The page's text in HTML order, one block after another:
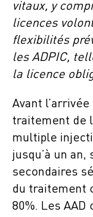
vitaux, y
licences
flexibilités
les ADPIC,
la licence
Avant
traitement de
multiple
jusqu’à un
secondaires
du traitement
80%. Les